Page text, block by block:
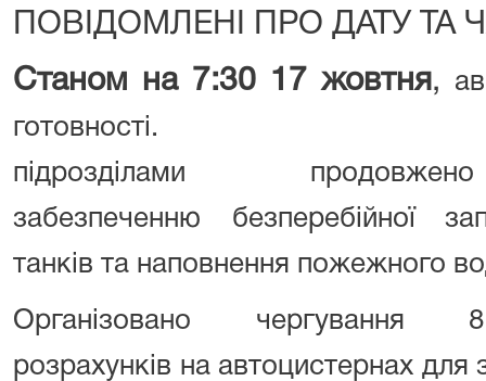
ПОВІДОМЛЕНІ ПРО ДАТУ
Станом на 7:30 17 жовтня ,
готовності.
підрозділами продовжено
забезпеченню
безперебійної
танків та наповнення пожежного
Організовано чергування 8
розрахунків на автоцистернах для